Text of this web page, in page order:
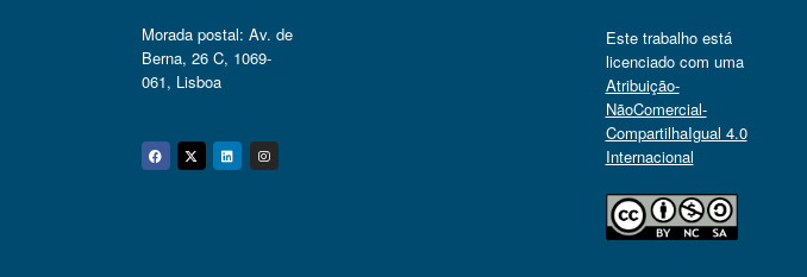
Morada postal: Av. de
Berna, 26 C, 1069-
061, Lisboa
Facebook
Twitter
Linkedin
Instagram
Este trabalho está
licenciado com uma
Atribuição-
NãoComercial-
CompartilhaIgual 4.0
Internacional